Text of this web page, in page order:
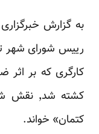
کارگری که بر اثر
کشته
کتمان» خواند.